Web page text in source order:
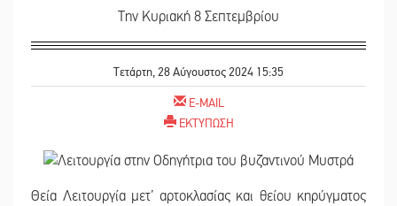
Την Κυριακή 8 Σεπτεμβρίου
Τετάρτη, 28 Αύγουστος 2024 15:35
E-MAIL
ΕΚΤΥΠΩΣΗ
Θεία Λειτουργία μετ’ αρτοκλασίας και θείου κηρύγματος